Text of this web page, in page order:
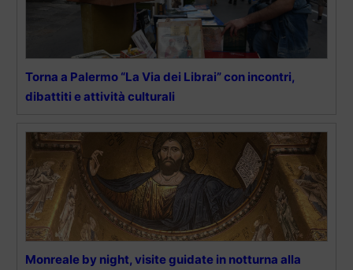
Torna a Palermo “La Via dei Librai” con incontri,
dibattiti e attività culturali
Monreale by night, visite guidate in notturna alla